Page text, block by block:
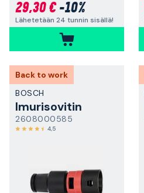
29,30 €-10%
Lähetetään 24 tunnin sisällä!
Back to work
BOSCH
Imurisovitin
2608000585
4,5